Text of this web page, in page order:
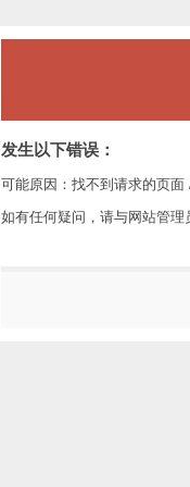
发生以下错误：
可能原因：找不到请求的页
如有任何疑问，请与网站管理